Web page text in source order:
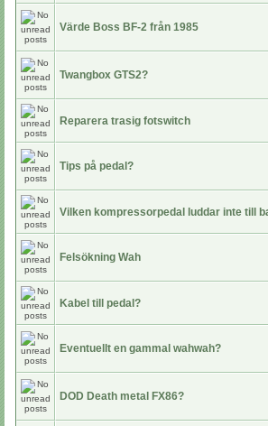
Värde Boss BF-2 från 1985
Twangbox GTS2?
Reparera trasig fotswitch
Tips på pedal?
Vilken kompressorpedal luddar inte till
Felsökning Wah
Kabel till pedal?
Eventuellt en gammal wahwah?
DOD Death metal FX86?